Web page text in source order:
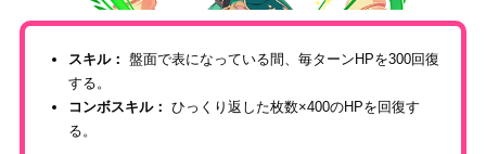
スキル： 盤面で表になっている間、毎ターンHPを300回復
する。
コンボスキル： ひっくり返した枚数×400のHPを回復す
る。